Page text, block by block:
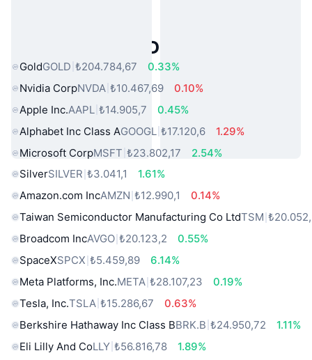
Popüler Gerçek Dünya Varlıkları
GoldGOLD ₺204.784,67
0.33%
Nvidia CorpNVDA ₺10.467,69
0.10%
Apple Inc.AAPL ₺14.905,7
0.45%
Alphabet Inc Class AGOOGL ₺17.120,6
1.29%
Microsoft CorpMSFT ₺23.802,17
2.54%
SilverSILVER ₺3.041,1
1.61%
Amazon.com IncAMZN ₺12.990,1
0.14%
Taiwan Semiconductor Manufacturing Co LtdTSM
Broadcom IncAVGO ₺20.123,2
0.55%
SpaceXSPCX ₺5.459,89
6.14%
Meta Platforms, Inc.META ₺28.107,23
0.19%
Tesla, Inc.TSLA ₺15.286,67
0.63%
Berkshire Hathaway Inc Class BBRK.B ₺24.950,72
1.11%
Eli Lilly And CoLLY ₺56.816,78
1.89%